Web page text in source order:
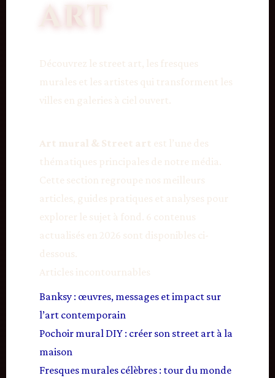
ART
Découvrez le street art, les fresques
murales et les artistes qui transforment les
villes en galeries à ciel ouvert.
Art mural & Street art est l’une des
thématiques principales de notre média.
Cette section regroupe nos meilleurs
articles, guides pratiques et analyses pour
explorer le sujet à fond. 6 contenus
actualisés en 2026 sont disponibles ci-
dessous.
Articles incontournables
Banksy : œuvres, messages et impact sur
l’art contemporain
Pochoir mural DIY : créer son street art à la
maison
Fresques murales célèbres : tour du monde